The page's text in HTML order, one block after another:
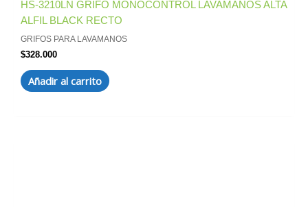
HS-3210LN GRIFO MONOCONTROL LAVAMANOS ALTA
ALFIL BLACK RECTO
GRIFOS PARA LAVAMANOS
$328.000
Añadir al carrito